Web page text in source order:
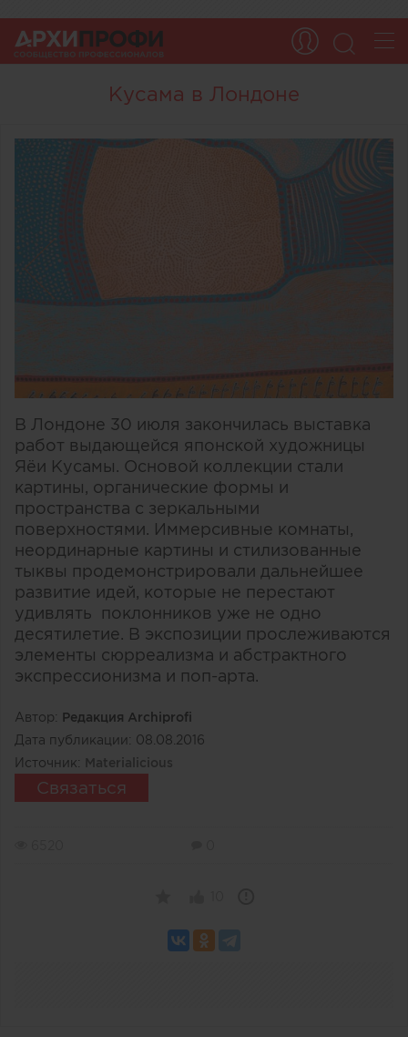
Кусама в Лондоне
В Лондоне 30 июля закончилась выставка
работ выдающейся японской художницы
Яёи Кусамы. Основой коллекции стали
картины, органические формы и
пространства с зеркальными
поверхностями. Иммерсивные комнаты,
неординарные картины и стилизованные
тыквы продемонстрировали дальнейшее
развитие идей, которые не перестают
удивлять поклонников уже не одно
десятилетие. В экспозиции прослеживаются
элементы сюрреализма и абстрактного
экспрессионизма и поп-арта.
Автор: Редакция Archiprofi
Дата публикации: 08.08.2016
Источник: Materialicious
Связаться